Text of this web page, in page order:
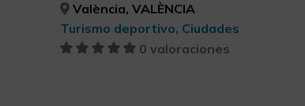
València, VALÈNCIA
Turismo deportivo, Ciudades
0 valoraciones